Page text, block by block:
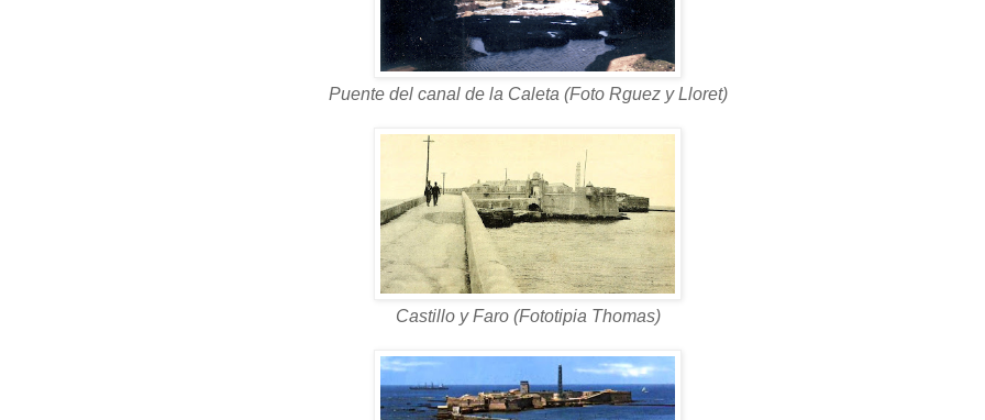
Puente del canal de la Caleta (Foto Rguez y Lloret)
Castillo y Faro (Fototipia Thomas)